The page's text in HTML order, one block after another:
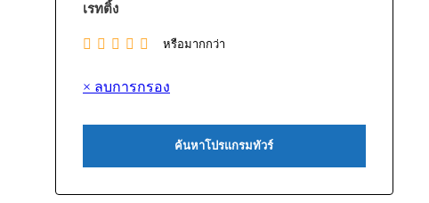
เรทติ้ง
หรือมากกว่า
× ลบการกรอง